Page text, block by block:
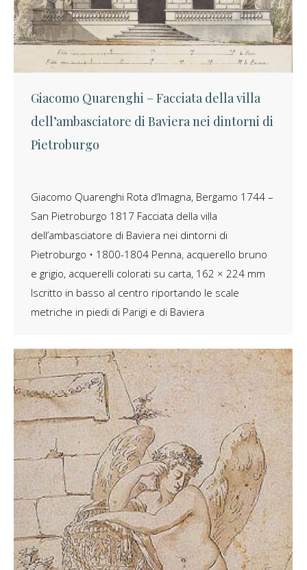
Giacomo Quarenghi – Facciata della villa
dell’ambasciatore di Baviera nei dintorni di
Pietroburgo
Giacomo Quarenghi Rota d’Imagna, Bergamo 1744 –
San Pietroburgo 1817 Facciata della villa
dell’ambasciatore di Baviera nei dintorni di
Pietroburgo • 1800-1804 Penna, acquerello bruno
e grigio, acquerelli colorati su carta, 162 × 224 mm
Iscritto in basso al centro riportando le scale
metriche in piedi di Parigi e di Baviera